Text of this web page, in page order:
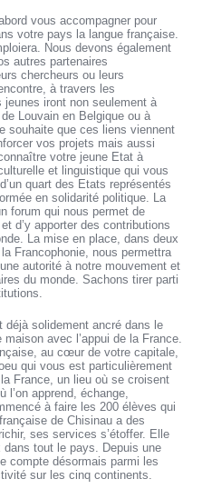
vous accompagner pour
votre pays la langue française.
Nous devons également
autres partenaires
chercheurs ou leurs
à travers les
jeunes iront non seulement à
Louvain en Belgique ou à
souhaite que ces liens viennent
vos projets mais aussi
votre jeune Etat à
et linguistique qui vous
quart des Etats représentés
en solidarité politique. La
forum qui nous permet de
d’y apporter des contributions
La mise en place, dans deux
Francophonie, nous permettra
autorité à notre mouvement et
du monde. Sachons tirer parti
déjà solidement ancré dans le
avec l’appui de la France.
au cœur de votre capitale,
qui vous est particulièrement
France, un lieu où se croisent
l’on apprend, échange,
à faire les 200 élèves qui
de Chisinau a des
ses services s’étoffer. Elle
dans tout le pays. Depuis une
compte désormais parmi les
sur les cinq continents.